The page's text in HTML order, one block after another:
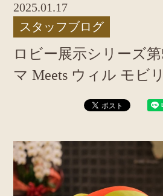
2025.01.17
スタッフブログ
ロビー展示シリーズ
マ Meets ウィル モビ